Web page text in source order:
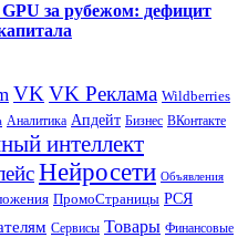
за рубежом: дефицит
VKVK Реклама Wildberries
Аналитика Апдейт Бизнес ВКонтакте
интеллект
Нейросети Объявления
ПромоСтраницы РСЯ
Сервисы Товары Финансовые